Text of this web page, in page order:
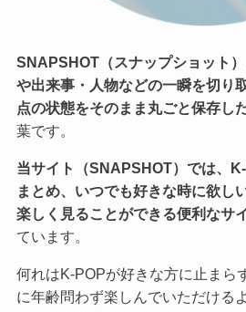
SNAPSHOT（スナップショット）
や出来事・人物などの一瞬を切り
点の状態をそのまま丸ごと保存し
葉です。
当サイト（SNAPSHOT）では、
まとめ、いつでも好きな時に欲し
楽しく見ることができる便利なサ
ています。
何れはK-POPが好きな方に止まら
に年齢問わず楽しんでいただける